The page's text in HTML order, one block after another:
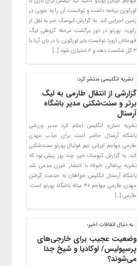
لورکوزن برنامه داشت و توانست آن را به خوبی در
زمین اجرایی کند. به گزارش کیوسک خبر به نقل از
رکورد، پورتو در دور برگشت مرحله گروهی لیگ
قهرمانان اروپا توانست بایر لورکوزن را در بای آرنا با
۳ گل شکست دهد و ۶ امتیازی شود […]
نشریه انگلیسی منتشر کرد؛
گزارشی از انتقال طارمی به لیگ
برتر و سنت‌شکنی مدیر باشگاه
آرسنال
نشریه «سان» انگلیس اعلام کرد مدیر ورزشی
باشگاه آرسنال حاضر است برای جذب مهدی
طارمی مهاجم ایرانی تیم فوتبال پورتو سنت‌شکنی
کند. به گزارش کیوسک خبر، چند روز پیش بود که
نشریه پرتغالی «ابولا» با انتشار خبری مدعی شد
باشگاه آرسنال انگلیس خواهان به خدمت گرفتن
مهدی طارمی مهاجم ۳۰ ساله باشگاه پورتو است.
طارمی […]
به دنبال اتقاقات اخیر؛
وضعیت عجیب برای خارجی‌های
پرسپولیس/ لوکادیا و شیخ جدا
می‌شوند؟